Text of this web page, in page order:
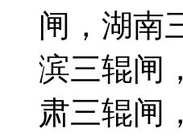
闸，湖南
滨三辊闸
肃三辊闸